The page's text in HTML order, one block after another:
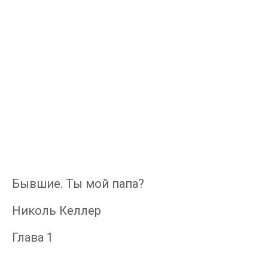
Бывшие. Ты мой папа?
Николь Келлер
Глава 1